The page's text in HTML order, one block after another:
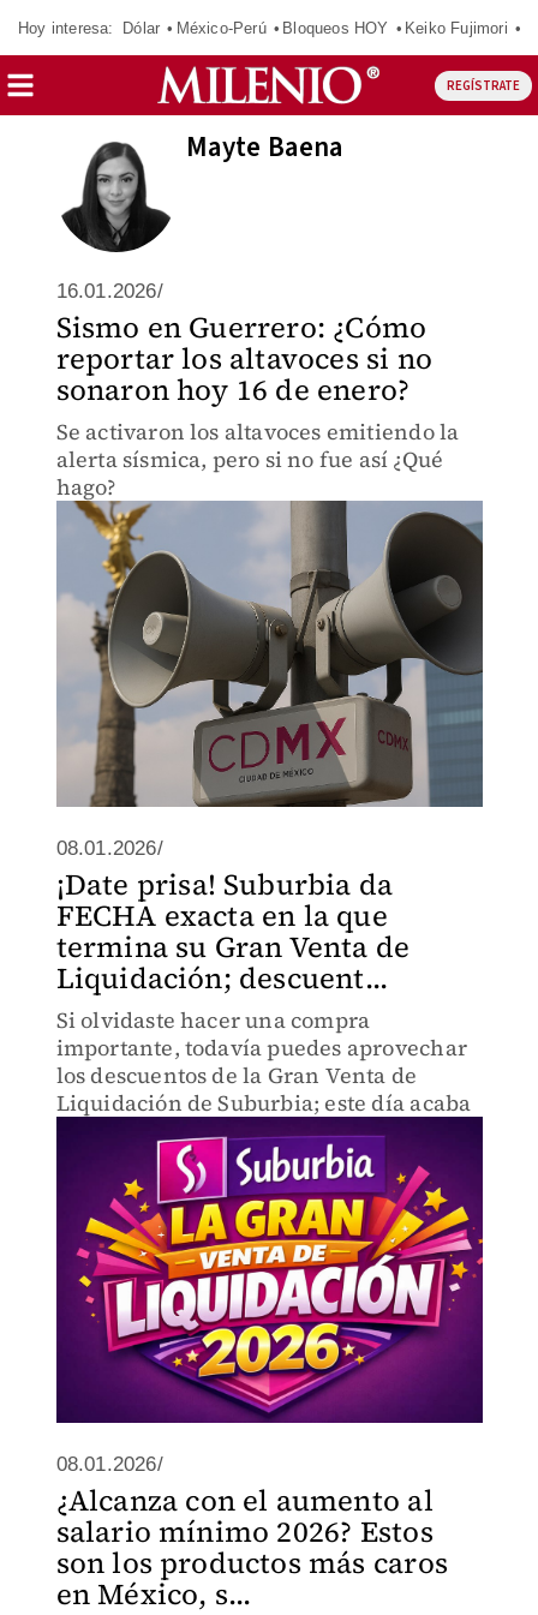
Hoy interesa: Dólar México-Perú Bloqueos HOY Keiko Fujimori
REGÍSTRATE
Mayte Baena
16.01.2026/
Sismo en Guerrero: ¿Cómo
reportar los altavoces si no
sonaron hoy 16 de enero?
Se activaron los altavoces emitiendo la
alerta sísmica, pero si no fue así ¿Qué
hago?
08.01.2026/
¡Date prisa! Suburbia da
FECHA exacta en la que
termina su Gran Venta de
Liquidación; descuent...
Si olvidaste hacer una compra
importante, todavía puedes aprovechar
los descuentos de la Gran Venta de
Liquidación de Suburbia; este día acaba
08.01.2026/
¿Alcanza con el aumento al
salario mínimo 2026? Estos
son los productos más caros
en México, s...